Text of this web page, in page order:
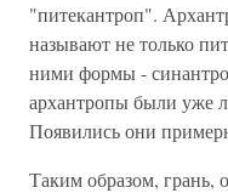
"питекантроп".
называют не только
ними формы -
архантропы были уже
Появились они
Таким образом, грань,